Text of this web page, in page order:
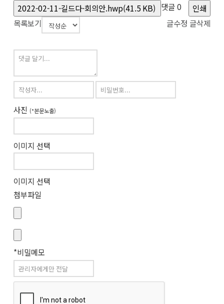
2022-02-11-길드다-회의안.hwp(41.5 KB)
인쇄
목록보기
글수정 글삭제
댓글0
사진 (*본문노출)
이미지 선택
이미지 선택
첨부파일
*비밀메모